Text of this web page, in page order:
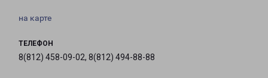
на карте
ТЕЛЕФОН
8(812) 458-09-02, 8(812) 494-88-88